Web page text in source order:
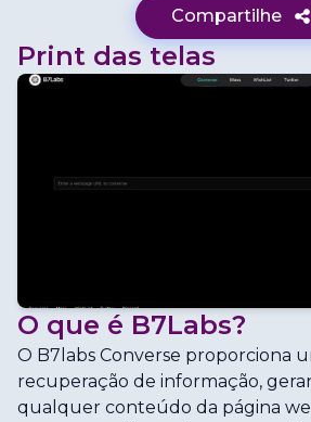
Compartilhe
Print das telas
O que é B7Labs?
O B7labs Converse proporciona
recuperação de informação,
qualquer conteúdo da página